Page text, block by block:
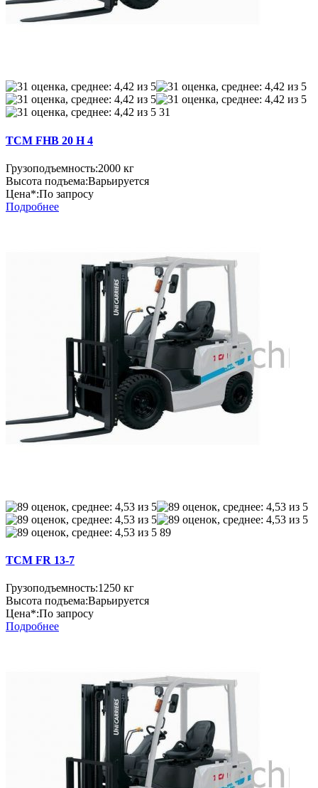
31
TCM FHB 20 H 4
Грузоподъемность:2000 кг
Высота подъема:Варьируется
Цена*:По запросу
Подробнее
89
TCM FR 13-7
Грузоподъемность:1250 кг
Высота подъема:Варьируется
Цена*:По запросу
Подробнее